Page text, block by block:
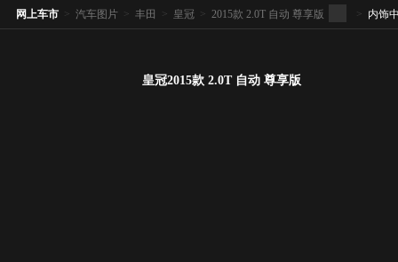
网上车市 > 汽车图片 > 丰田 > 皇冠 > 2015款 2.0T 自动 尊享版 > 内饰
皇冠2015款 2.0T 自动 尊享版